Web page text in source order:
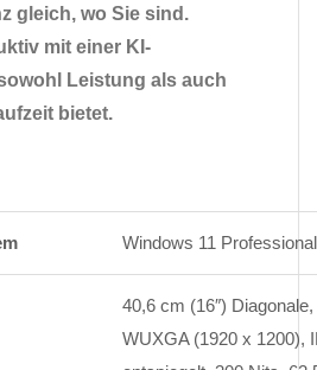
gleich, wo Sie sind.
mit einer KI-
Leistung als auch
bietet.
Windows 11 Professional
40,6 cm (16″) Diagonale,
WUXGA (1920 x 1200),